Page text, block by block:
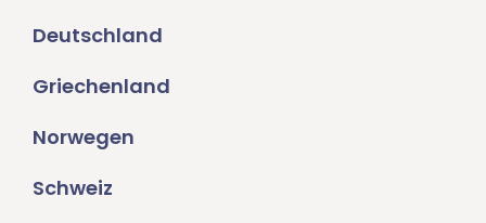
Deutschland
Griechenland
Norwegen
Schweiz